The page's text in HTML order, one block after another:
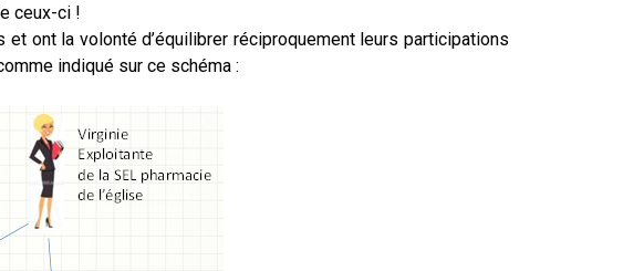
ceux-ci !
ont la volonté d’équilibrer réciproquement leurs participations
indiqué sur ce schéma :